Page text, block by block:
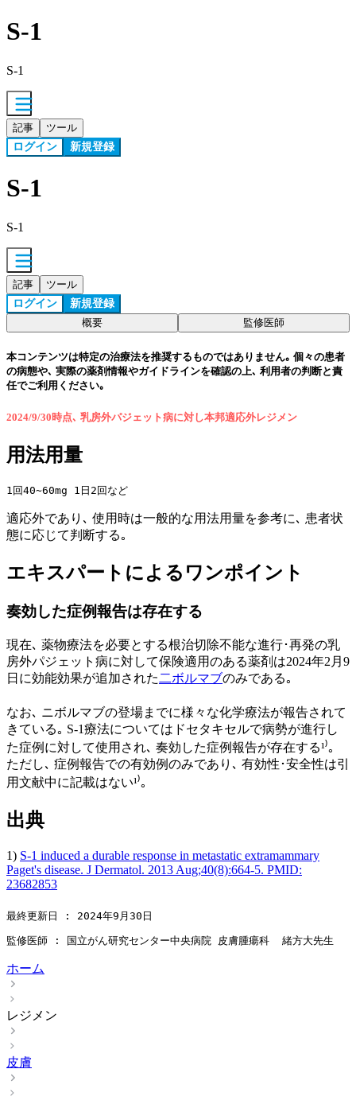
S-1
S-1
記事 ツール
ログイン 新規登録
S-1
S-1
記事 ツール
ログイン 新規登録
概要 監修医師
本コンテンツは特定の治療法を推奨するものではありません｡ 個々の患者
の病態や､ 実際の薬剤情報やガイドラインを確認の上､ 利用者の判断と責
任でご利用ください｡
2024/9/30時点､ 乳房外パジェット病に対し本邦適応外レジメン
用法用量
1回40~60mg 1日2回など
適応外であり､ 使用時は一般的な用法用量を参考に､ 患者状
態に応じて判断する｡
エキスパートによるワンポイント
奏効した症例報告は存在する
現在､ 薬物療法を必要とする根治切除不能な進行･再発の乳
房外パジェット病に対して保険適用のある薬剤は2024年2月9
日に効能効果が追加された 二ボルマブのみである｡
なお､ ニボルマブの登場までに様々な化学療法が報告されて
きている｡ S-1療法についてはドセタキセルで病勢が進行し
た症例に対して使用され､ 奏効した症例報告が存在する¹⁾｡
ただし､ 症例報告での有効例のみであり､ 有効性･安全性は引
用文献中に記載はない¹⁾｡
出典
1) S-1 induced a durable response in metastatic extramammary
Paget's disease. J Dermatol. 2013 Aug;40(8):664-5. PMID:
23682853
最終更新日 : 2024年9月30日
監修医師 : 国立がん研究センター中央病院 皮膚腫瘍科  緒方大先生
ホーム
レジメン
皮膚